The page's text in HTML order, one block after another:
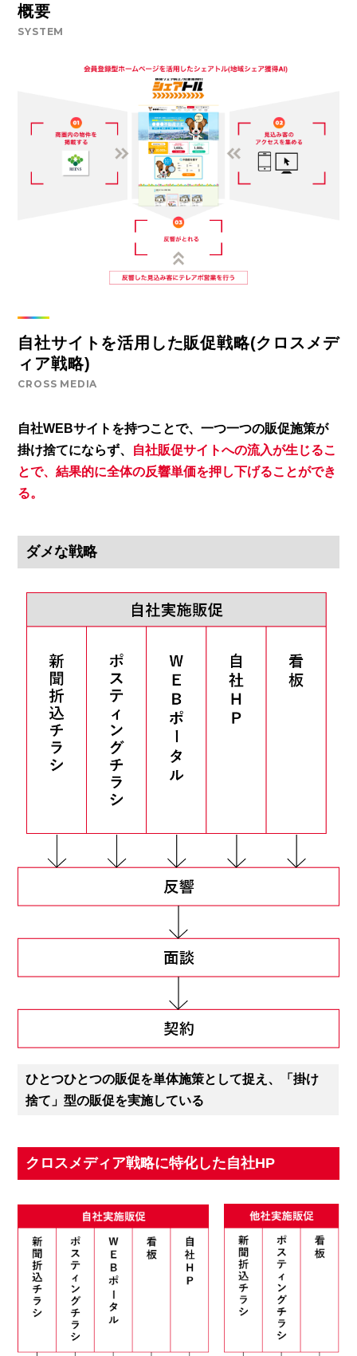
概要
SYSTEM
自社サイトを活用した販促戦略(クロスメデ
ィア戦略)
CROSS MEDIA
自社WEBサイトを持つことで、一つ一つの販促施策が
掛け捨てにならず、 自社販促サイトへの流入が生じるこ
とで、結果的に全体の反響単価を押し下げることができ
る。
ダメな戦略
ひとつひとつの販促を単体施策として捉え、
「掛け
捨て」型の販促を実施している
クロスメディア戦略に特化した自社HP